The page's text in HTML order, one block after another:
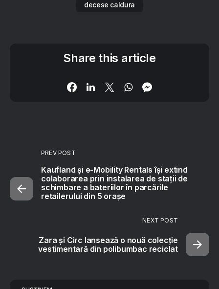
decese caldura
Share this article
PREV POST
Kaufland și e-Mobility Rentals își extind
colaborarea prin instalarea de stații de
schimbare a bateriilor în parcările
retailerului din 5 orașe
NEXT POST
Zara și Circ lansează o nouă colecție
vestimentară din polibumbac reciclat